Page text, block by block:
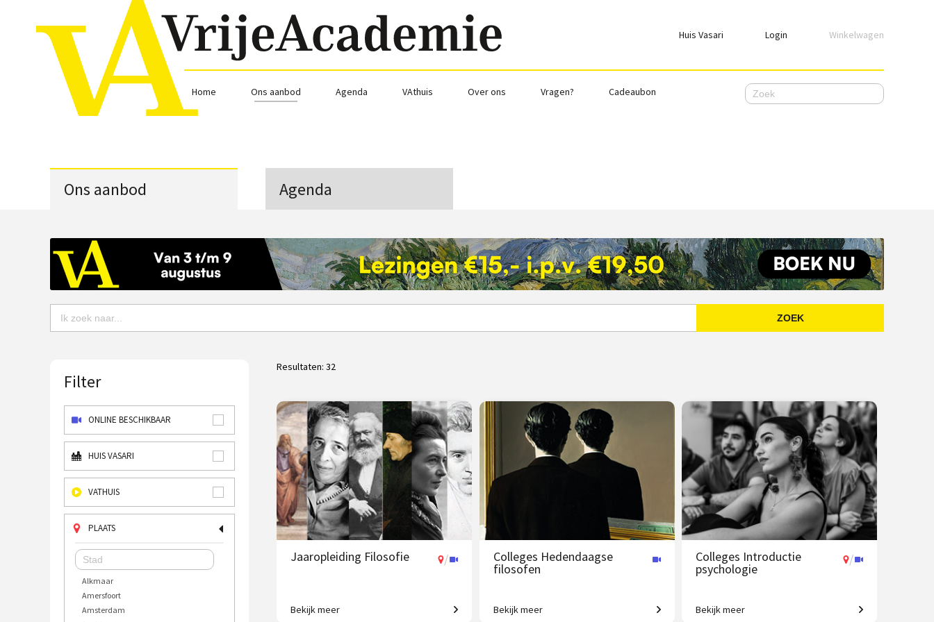
Huis Vasari Login
Login
Emailadres
Nog geen account, meld jehier aan.
Winkelwagen
Home Ons aanbod Agenda VAthuis Over ons Vragen? Cadeaubon
Ons aanbod Agenda
ZOEK
Filter
ONLINE BESCHIKBAAR
HUIS VASARI
VATHUIS
PLAATS
Alkmaar
Amersfoort
Amsterdam
Resultaten: 32
Jaaropleiding Filosofie /
In één jaar de wereld beter begrijpen!
Bekijk meer
Colleges Hedendaagse
filosofen
Van existentialisme en identiteit tot
Bekijk meer
Colleges Introductie
psychologie
/
Van gedrag tot geheugen, van
Bekijk meer